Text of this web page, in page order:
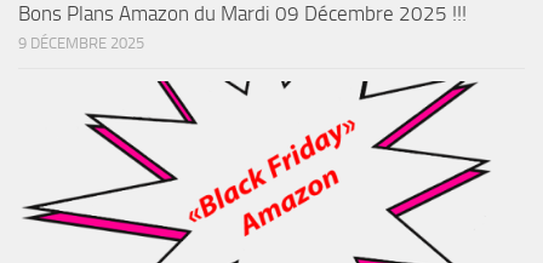
Bons Plans Amazon du Mardi 09 Décembre 2025 !!!
9 DÉCEMBRE 2025